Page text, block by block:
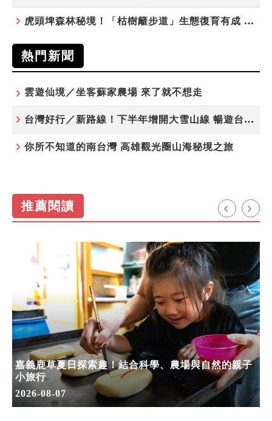
虎頭埤森林秘境！「枯樹籬步道」生態復育有成 走進大自然生命教室
熱門新聞
雲遊仙境／坐客蘇家農場 來了就不想走
台灣好行／新路線！下半年增開大雪山線 暢遊台中更便利
你所不知道的南台灣 高雄觀光圈山海秘境之旅
推薦閱讀
嘉義鹿草夏日探索趣！結合科學、農場與自然的親子
小旅行
2026-08-07